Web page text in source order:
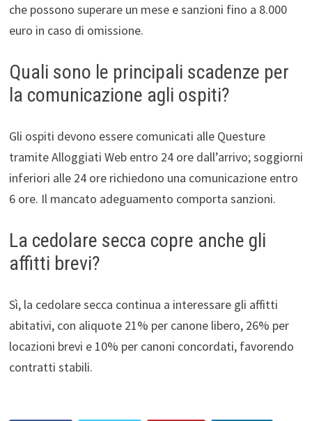
che possono superare un mese e sanzioni fino a 8.000
euro in caso di omissione.
Quali sono le principali scadenze per
la comunicazione agli ospiti?
Gli ospiti devono essere comunicati alle Questure
tramite Alloggiati Web entro 24 ore dall’arrivo; soggiorni
inferiori alle 24 ore richiedono una comunicazione entro
6 ore. Il mancato adeguamento comporta sanzioni.
La cedolare secca copre anche gli
affitti brevi?
Sì, la cedolare secca continua a interessare gli affitti
abitativi, con aliquote 21% per canone libero, 26% per
locazioni brevi e 10% per canoni concordati, favorendo
contratti stabili.